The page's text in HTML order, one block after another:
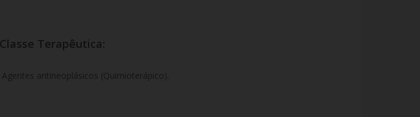
Classe Terapêutica:
Agentes antineoplásicos (Quimioterápico).